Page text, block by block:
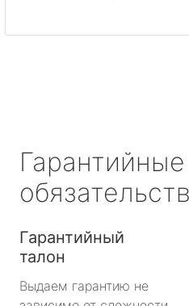
Гарантийные
Гарантийный
талон
Выдаем гарантию не